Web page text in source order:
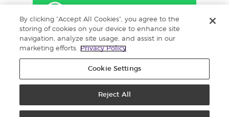
By clicking “Accept All Cookies”, you agree to the
storing of cookies on your device to enhance site
navigation, analyze site usage, and assist in our
marketing efforts.
Privacy Policy
Cookie Settings
Reject All